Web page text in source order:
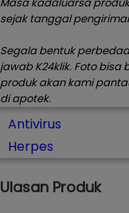
sejak tanggal
Segala bentuk
jawab K24klik. Foto
produk akan kami
di apotek.
Antivirus
Herpes
Ulasan Produk